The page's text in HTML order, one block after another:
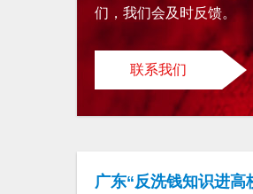
们，我们会及时反馈。
联系我们
广东“反洗钱知识进